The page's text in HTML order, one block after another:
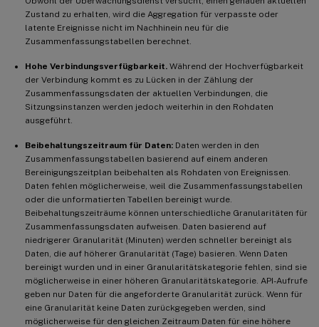
Zustand zu erhalten, wird die Aggregation für verpasste oder
latente Ereignisse nicht im Nachhinein neu für die
Zusammenfassungstabellen berechnet.
Hohe Verbindungsverfügbarkeit. Während der Hochverfügbarkeit
der Verbindung kommt es zu Lücken in der Zählung der
Zusammenfassungsdaten der aktuellen Verbindungen, die
Sitzungsinstanzen werden jedoch weiterhin in den Rohdaten
ausgeführt.
Beibehaltungszeitraum für Daten: Daten werden in den
Zusammenfassungstabellen basierend auf einem anderen
Bereinigungszeitplan beibehalten als Rohdaten von Ereignissen.
Daten fehlen möglicherweise, weil die Zusammenfassungstabellen
oder die unformatierten Tabellen bereinigt wurde.
Beibehaltungszeiträume können unterschiedliche Granularitäten für
Zusammenfassungsdaten aufweisen. Daten basierend auf
niedrigerer Granularität (Minuten) werden schneller bereinigt als
Daten, die auf höherer Granularität (Tage) basieren. Wenn Daten
bereinigt wurden und in einer Granularitätskategorie fehlen, sind sie
möglicherweise in einer höheren Granularitätskategorie. API-Aufrufe
geben nur Daten für die angeforderte Granularität zurück. Wenn für
eine Granularität keine Daten zurückgegeben werden, sind
möglicherweise für den gleichen Zeitraum Daten für eine höhere